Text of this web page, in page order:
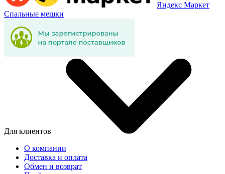
Яндекс Маркет
Спальные мешки
Для клиентов
О компании
Доставка и оплата
Обмен и возврат